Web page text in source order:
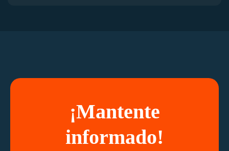
¡Mantente
informado!